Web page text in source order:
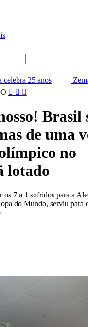
Zema propõe lista tríplice
Brasil
de uma
no
lotado
os 7 a 1 sofridos para a
do Mundo, serviu para